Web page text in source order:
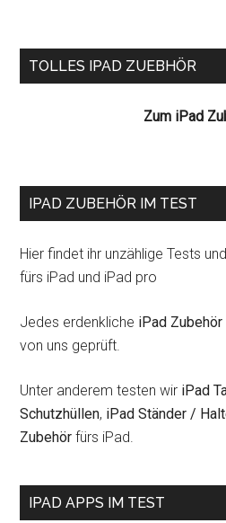
Seitenspalte
TOLLES IPAD ZUEBHÖR
Zum iPad
IPAD ZUBEHÖR IM TEST
Hier findet ihr unzählige Tests
fürs iPad und iPad pro
Jedes erdenkliche iPad Zubehör
von uns geprüft.
Unter anderem testen wir iPad
Schutzhüllen, iPad Ständer /
Zubehör fürs iPad.
IPAD APPS IM TEST